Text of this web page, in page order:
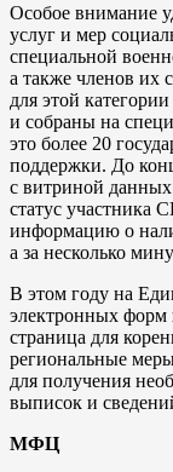
Особое внимание
услуг и мер
специальной
а также членов их
для этой
и собраны на
это более 20
поддержки. До
с витриной
статус участника
информацию о
а за несколько
В этом году на
электронных форм
страница для
региональные
для получения
выписок и
МФЦ